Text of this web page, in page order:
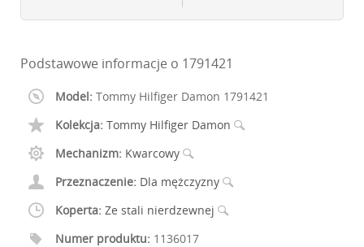
Podstawowe informacje o 1791421
Model: Tommy Hilfiger Damon 1791421
Kolekcja: Tommy Hilfiger Damon
Mechanizm: Kwarcowy
Przeznaczenie: Dla mężczyzny
Koperta: Ze stali nierdzewnej
Numer produktu: 1136017